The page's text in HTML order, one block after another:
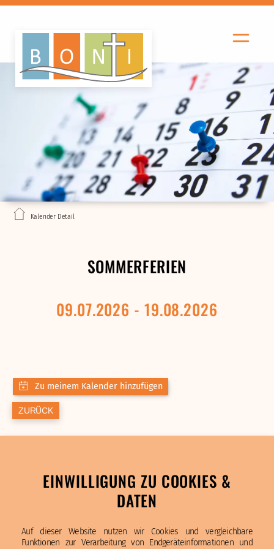
EINWILLIGUNG ZU COOKIES &
DATEN
Auf dieser Website nutzen wir Cookies und vergleichbare
Funktionen zur Verarbeitung von Endgeräteinformationen und
Kalender Detail
SOMMERFERIEN
09.07.2026 - 19.08.2026
ZURÜCK